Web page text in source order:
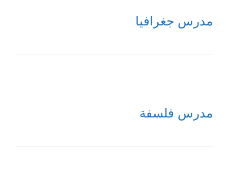
مدرس جغرافيا
مدرس فلسفة